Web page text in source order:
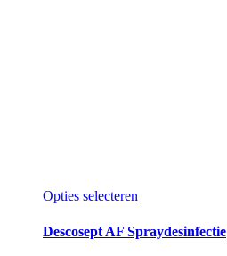
Opties selecteren
heeft
meerdere
Descosept AF Spraydesinfectie